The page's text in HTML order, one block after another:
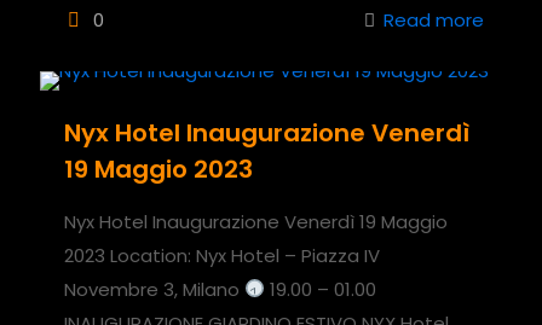
0 Read more
Nyx Hotel Inaugurazione Venerdì
19 Maggio 2023
Nyx Hotel Inaugurazione Venerdì 19 Maggio
2023 Location: Nyx Hotel – Piazza IV
Novembre 3, Milano
19.00 – 01.00